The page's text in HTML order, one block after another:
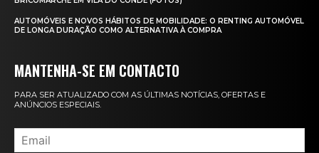
AUTOMÓVEIS E NOVOS HÁBITOS DE MOBILIDADE: O RENTING AUTOMÓVEL
DE LONGA DURAÇÃO COMO ALTERNATIVA À COMPRA
MANTENHA-SE EM CONTACTO
PARA SER ATUALIZADO COM AS ÚLTIMAS NOTÍCIAS, OFERTAS E
ANÚNCIOS ESPECIAIS.